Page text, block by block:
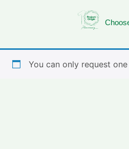
You can only request